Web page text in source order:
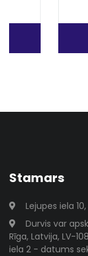
Stamars
Lejupes iela
Durvis var
Rīga, Latvija, LV-
iela 2 - datums